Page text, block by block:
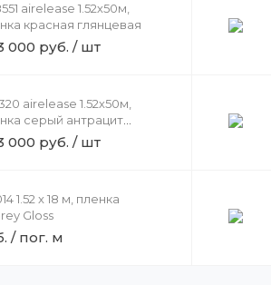
airelease 1.52х50м,
красная глянцевая
000 руб. / шт
airelease 1.52х50м,
серый антрацит
000 руб. / шт
1.52 x 18 м, пленка
Gloss
/ пог. м